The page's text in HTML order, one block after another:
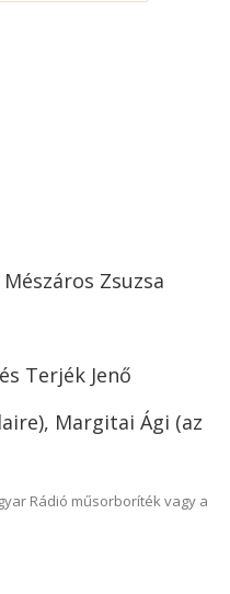
Zsuzsa
Terjék Jenő
Margitai Ági (az
Rádió műsorboríték vagy a